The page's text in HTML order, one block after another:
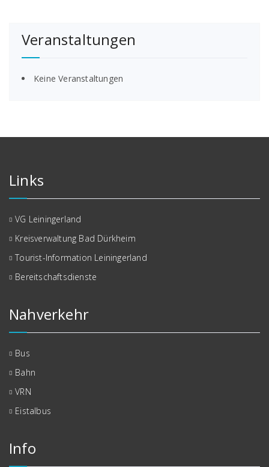
Veranstaltungen
Keine Veranstaltungen
Links
VG Leiningerland
Kreisverwaltung Bad Dürkheim
Tourist-Information Leiningerland
Bereitschaftsdienste
Nahverkehr
Bus
Bahn
VRN
Eistalbus
Info